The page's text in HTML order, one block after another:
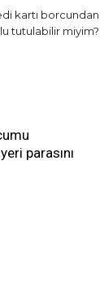
kartı borcundan
tutulabilir miyim?
parasını